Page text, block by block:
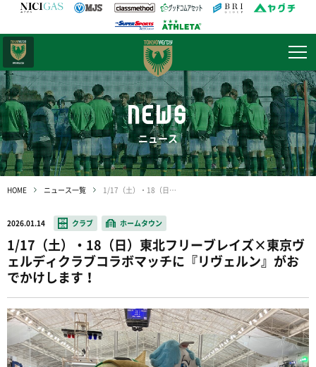
NEWS
ニュース
HOME ニュース一覧 1/17（土）・18（日）東北フリーブレイズ×東京ヴェルディクラブコラボマッチに『リヴェルン』がおでかけします！
2026.01.14 クラブ ホームタウン
1/17（土）・18（日）東北フリーブレイズ×東京ヴ
ェルディクラブコラボマッチに『リヴェルン』がお
でかけします！